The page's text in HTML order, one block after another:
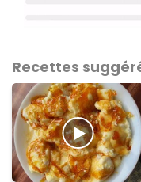
Recettes